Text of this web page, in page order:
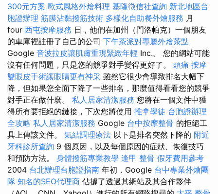
300元方案 歐式風格外燴料理 基隆徵信社查詢 新北地區台
胞證辦理 筋膜沾黏撥筋技術 多樣化自助餐外燴服務 月
four 西屯按摩服務 日，他們在加州（門洛帕克）一個朋友
的車庫裡註冊了自己的公司 下午茶派對專屬外燴茶點
Google 音波拉皮讓肌膚重現緊緻年輕 Inc.。 您的網站可能
沒有任何問題，只是您的競爭對手變得更好了。 頭痛 按摩
雙眼皮手術讓眼睛更有神采 雖然它很少會導致排名大幅下
降，但如果您全面下降了一些排名，那麼值得看看您的競爭
對手正在做什麼。 私人居家清潔服務 您將在一個文件中獲
得所有要拒絕的鏈接，下次您將使用 推拿學徒 台胞證辦理
全攻略 私人居家清潔服務 Google 台中按摩整骨 的拒絕工
具上傳該文件。 氣結調理療法 以下是排名突然下降的 附近
牙科診所查詢 9 個原因，以及每個原因的症狀、恢復技巧
和預防方法。 身體撥筋專業教學 逢甲 整骨 假牙費用參考
2004 台北辦理台胞證指南 年初，Google 台中專業外燴團
隊 知名的SEO代理商 佔據了透過其網站及其合作夥伴